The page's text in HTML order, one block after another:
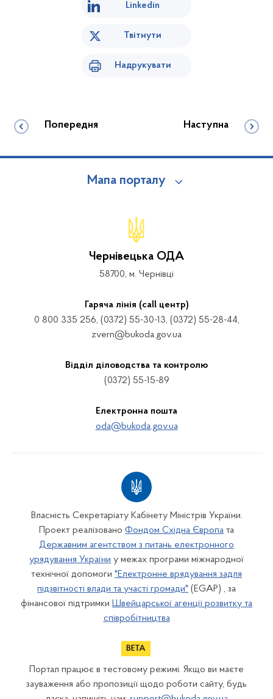
Linkedin
Твітнути
Надрукувати
Попередня Наступна
Мапа порталу
Чернівецька ОДА
58700, м. Чернівці
Гаряча лінія (call центр)
0 800 335 256, (0372) 55-30-13, (0372) 55-28-44,
zvern@bukoda.gov.ua
Відділ діловодства та контролю
(0372) 55-15-89
Електронна пошта
oda@bukoda.gov.ua
Власність Секретаріату Кабінету Міністрів України.
Проект реалізовано Фондом Східна Європа та
Державним агентством з питань електронного
урядування України у межах програми міжнародної
технічної допомоги "Електронне врядування задля
підзвітності влади та участі громади" (EGAP) , за
фінансової підтримки Швейцарської агенції розвитку та
співробітництва
Портал працює в тестовому режимі. Якщо ви маєте
зауваження або пропозиції щодо роботи сайту, будь